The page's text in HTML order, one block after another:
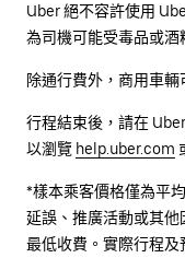
Uber 絕不容許使用
為司機可能受毒品或酒
除通行費外，商用車輛
行程結束後，請在
以瀏覽 help.uber.com
*樣本乘客價格僅為平
延誤、推廣活動或其
最低收費。實際行程及